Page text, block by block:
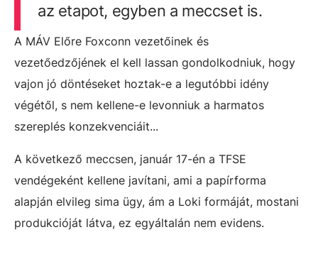
az etapot, egyben a meccset is.
A MÁV Előre Foxconn vezetőinek és
vezetőedzőjének el kell lassan gondolkodniuk, hogy
vajon jó döntéseket hoztak-e a legutóbbi idény
végétől, s nem kellene-e levonniuk a harmatos
szereplés konzekvenciáit...
A következő meccsen, január 17-én a TFSE
vendégeként kellene javítani, ami a papírforma
alapján elvileg sima ügy, ám a Loki formáját, mostani
produkcióját látva, ez egyáltalán nem evidens.